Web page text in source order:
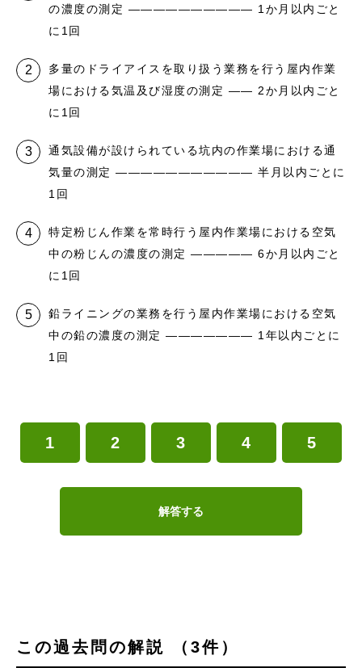
の濃度の測定 ―――――――――― 1か月以内ごと
に1回
多量のドライアイスを取り扱う業務を行う屋内作業
場における気温及び湿度の測定 ―― 2か月以内ごと
に1回
通気設備が設けられている坑内の作業場における通
気量の測定 ――――――――――― 半月以内ごとに
1回
特定粉じん作業を常時行う屋内作業場における空気
中の粉じんの濃度の測定 ――――― 6か月以内ごと
に1回
鉛ライニングの業務を行う屋内作業場における空気
中の鉛の濃度の測定 ――――――― 1年以内ごとに
1回
1 2 3 4 5
解答する
この過去問の解説 （3件）